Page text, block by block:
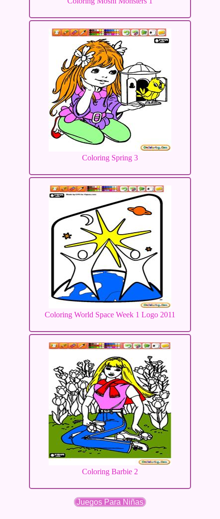
Coloring Spring 3
Coloring World Space Week 1 Logo 2011
Coloring Barbie 2
Juegos Para Niñas